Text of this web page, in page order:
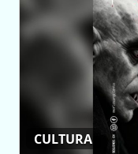
CULTURA